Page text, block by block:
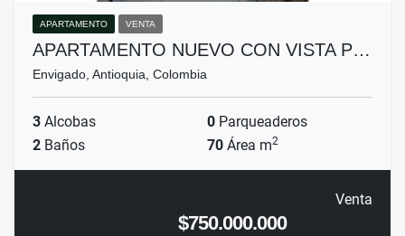
APARTAMENTO VENTA
APARTAMENTO NUEVO CON VISTA P…
Envigado, Antioquia, Colombia
3 Alcobas 0 Parqueaderos
2 Baños 70 Área m2
Venta
$750.000.000